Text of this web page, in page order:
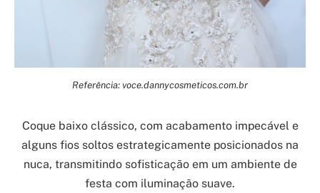
Referência: voce.dannycosmeticos.com.br
Coque baixo clássico, com acabamento impecável e
alguns fios soltos estrategicamente posicionados na
nuca, transmitindo sofisticação em um ambiente de
festa com iluminação suave.